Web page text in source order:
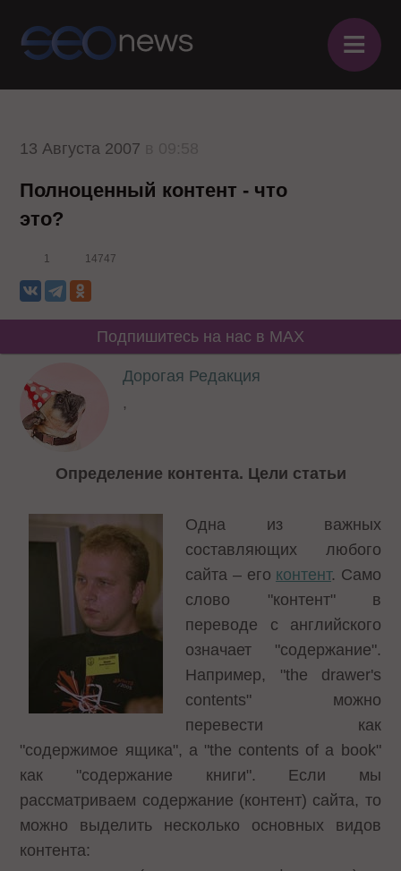
≡
13 Августа 2007
Полноценный контент - что
это?
1 14747
Подпишитесь на нас в MAX
Дорогая Редакция
,
Определение контента. Цели статьи
Одна из важных
составляющих любого
сайта – его контент. Само
слово "контент" в
переводе с английского
означает "содержание".
Например, "the drawer's
contents" можно
перевести как
"содержимое ящика", а "the contents of a book"
как "содержание книги". Если мы
рассматриваем содержание (контент) сайта, то
можно выделить несколько основных видов
контента: